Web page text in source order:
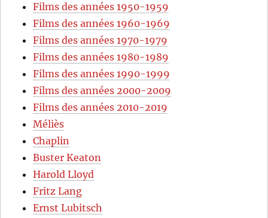
Films des années 1950-1959
Films des années 1960-1969
Films des années 1970-1979
Films des années 1980-1989
Films des années 1990-1999
Films des années 2000-2009
Films des années 2010-2019
Méliès
Chaplin
Buster Keaton
Harold Lloyd
Fritz Lang
Ernst Lubitsch